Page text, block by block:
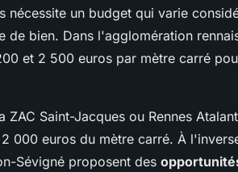
nécessite un budget qui varie
de bien. Dans l'agglomération
et 2 500 euros par mètre carré
ZAC Saint-Jacques ou Rennes
000 euros du mètre carré. À
Sévigné proposent des